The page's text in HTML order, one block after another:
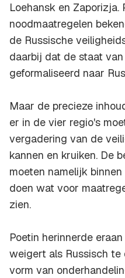
Loehansk en Zaporizja.
noodmaatregelen
de Russische
daarbij dat de staat
geformaliseerd naar
Maar de precieze
er in de vier regio's
vergadering van de
kannen en kruiken. De
moeten namelijk
doen wat voor
zien.
Poetin herinnerde
weigert als Russisch te
vorm van